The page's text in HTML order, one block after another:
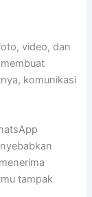
video, dan
komunikasi
tampak